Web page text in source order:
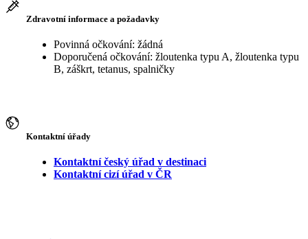
Zdravotní informace a požadavky
Povinná očkování: žádná
Doporučená očkování: žloutenka typu A, žloutenka typu
B, záškrt, tetanus, spalničky
Kontaktní úřady
Kontaktní český úřad v destinaci
Kontaktní cizí úřad v ČR